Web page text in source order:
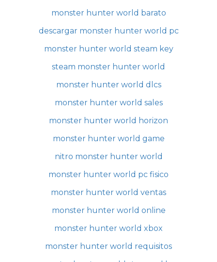
monster hunter world barato
descargar monster hunter world pc
monster hunter world steam key
steam monster hunter world
monster hunter world dlcs
monster hunter world sales
monster hunter world horizon
monster hunter world game
nitro monster hunter world
monster hunter world pc fisico
monster hunter world ventas
monster hunter world online
monster hunter world xbox
monster hunter world requisitos